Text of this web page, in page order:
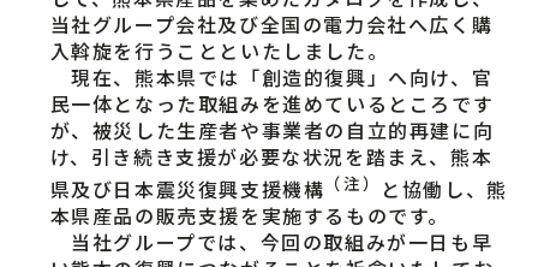
当社グループ会社及び全国の電力会社へ広く購
入斡旋を行うことといたしました。
現在、熊本県では「創造的復興」へ向け、官
民一体となった取組みを進めているところです
が、被災した生産者や事業者の自立的再建に向
け、引き続き支援が必要な状況を踏まえ、熊本
県及び日本震災復興支援機構 （注）
と協働し、熊
本県産品の販売支援を実施するものです。
当社グループでは、今回の取組みが一日も早